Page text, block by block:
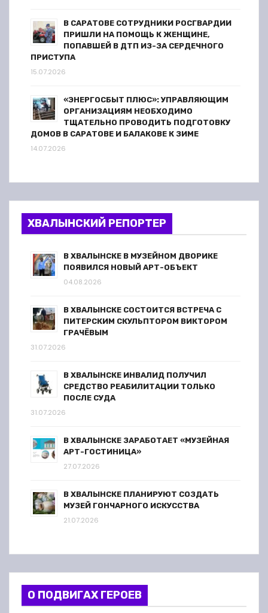
В САРАТОВЕ СОТРУДНИКИ РОСГВАРДИИ
ПРИШЛИ НА ПОМОЩЬ К ЖЕНЩИНЕ,
ПОПАВШЕЙ В ДТП ИЗ-ЗА СЕРДЕЧНОГО
ПРИСТУПА
15.07.2026
«ЭНЕРГОСБЫТ ПЛЮС»: УПРАВЛЯЮЩИМ
ОРГАНИЗАЦИЯМ НЕОБХОДИМО
ТЩАТЕЛЬНО ПРОВОДИТЬ ПОДГОТОВКУ
ДОМОВ В САРАТОВЕ И БАЛАКОВЕ К ЗИМЕ
14.07.2026
ХВАЛЫНСКИЙ РЕПОРТЕР
В ХВАЛЫНСКЕ В МУЗЕЙНОМ ДВОРИКЕ
ПОЯВИЛСЯ НОВЫЙ АРТ-ОБЪЕКТ
04.08.2026
В ХВАЛЫНСКЕ СОСТОИТСЯ ВСТРЕЧА С
ПИТЕРСКИМ СКУЛЬПТОРОМ ВИКТОРОМ
ГРАЧЁВЫМ
31.07.2026
В ХВАЛЫНСКЕ ИНВАЛИД ПОЛУЧИЛ
СРЕДСТВО РЕАБИЛИТАЦИИ ТОЛЬКО
ПОСЛЕ СУДА
31.07.2026
В ХВАЛЫНСКЕ ЗАРАБОТАЕТ «МУЗЕЙНАЯ
АРТ-ГОСТИНИЦА»
27.07.2026
В ХВАЛЫНСКЕ ПЛАНИРУЮТ СОЗДАТЬ
МУЗЕЙ ГОНЧАРНОГО ИСКУССТВА
21.07.2026
О ПОДВИГАХ ГЕРОЕВ